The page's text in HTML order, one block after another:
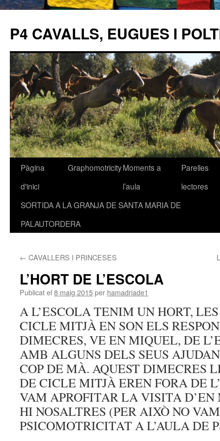
P4 CAVALLS, EUGUES I
Vés
contingut
Pàgina
d'inici
GraphomotricityMoments a
l’aula
Parelles
lectores
SORTIDA A LA GRANJA DE SANTA MARIA DE
PALAUTORDERA
← CAVALLERS I PRINCESES
L’HORT DE L’ESCOLA
Publicat el 8 maig 2015per hamadriade1
A L’ESCOLA TENIM UN HORT,
CICLE MITJÀ EN SON ELS
DIMECRES, VE EN MIQUEL, DE
AMB ALGUNS DELS SEUS
COP DE MÀ. AQUEST DIMECRES
DE CICLE MITJÀ EREN FORA DE
VAM APROFITAR LA VISITA
HI NOSALTRES (PER AIXÒ NO
PSICOMOTRICITAT A L’AULA DE